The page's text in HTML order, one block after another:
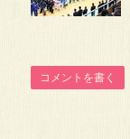
コメントを書く